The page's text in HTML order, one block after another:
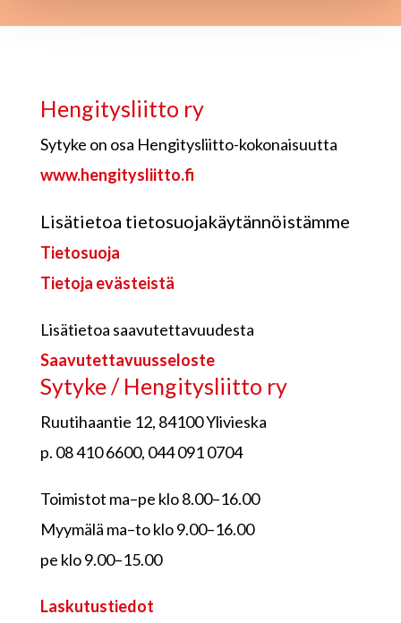
Hengitysliitto ry
Sytyke on osa Hengitysliitto-kokonaisuutta
www.hengitysliitto.fi
Lisätietoa tietosuojakäytännöistämme
Tietosuoja
Tietoja evästeistä
Lisätietoa saavutettavuudesta
Saavutettavuusseloste
Sytyke / Hengitysliitto ry
Ruutihaantie 12, 84100 Ylivieska
p. 08 410 6600, 044 091 0704
Toimistot ma–pe klo 8.00–16.00
Myymälä ma–to klo 9.00–16.00
pe klo 9.00–15.00
Laskutustiedot